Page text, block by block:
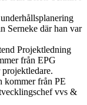
Serneke där han var
Projektledning
från EPG
kommer från PE
vvs &